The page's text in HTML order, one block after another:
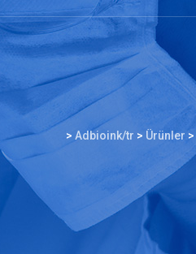
> Adbioink/tr > Ürünler >